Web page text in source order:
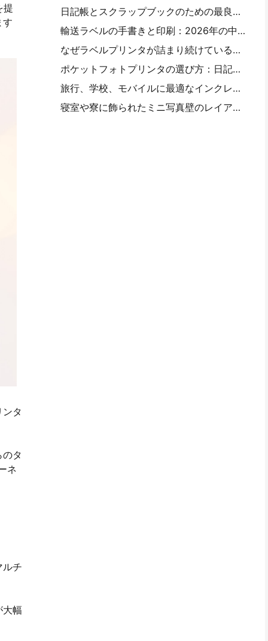
提
す
タ
タ
ネ
ルチ
大幅
日記帳とスクラップブックのための最良のカラーラベル製造業者：ページごとにさらに色を追加
輸送ラベルの手書きと印刷：2026年の中小企業の提案
なぜラベルプリンタが詰まり続けているのですか。
ポケットフォトプリンタの選び方：日記、旅行、iPhoneユーザーの完全ガイド
旅行、学校、モバイルに最適なインクレスポータブルプリンタ：Hanin MT 620 Pro評価
寝室や寮に飾られたミニ写真壁のレイアウトの考え方とテクニック